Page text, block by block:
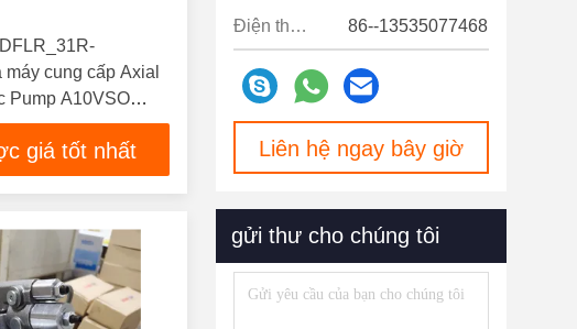
cung cấp Axial
Pump A10VSO
Rexroth thay
cao
giá tốt nhất
Điện thoại: 86--13535077468
Liên hệ ngay bây giờ
gửi thư cho chúng tôi